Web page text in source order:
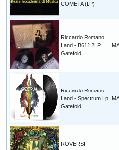
COMETA (LP)
Riccardo Romano
Land - B612 2LP
Gatefold
Riccardo Romano
Land - Spectrum Lp
Gatefold
ROVERSI